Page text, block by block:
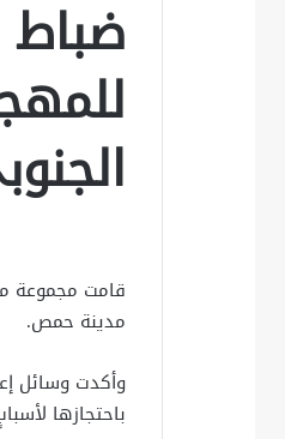
ضباط
قامت مجموعة
مدينة حمص.
وأكدت وسائل
باحتجازها